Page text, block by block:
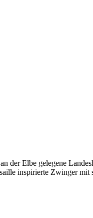
der Elbe gelegene
inspirierte Zwinger mit